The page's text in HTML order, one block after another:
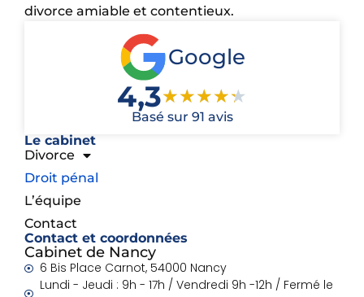
divorce amiable et contentieux.
Google
4,3★★★★★
Basé sur 91 avis
Le cabinet
Divorce
Droit pénal
L’équipe
Contact
Contact et coordonnées
Cabinet de Nancy
6 Bis Place Carnot, 54000 Nancy
Lundi - Jeudi : 9h - 17h / Vendredi 9h -12h / Fermé le